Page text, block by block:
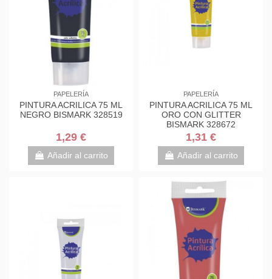
PAPELERÍA
PINTURA ACRILICA 75 ML
NEGRO BISMARK 328519
1,29 €
Añadir al carrito
PAPELERÍA
PINTURA ACRILICA 75 ML
ORO CON GLITTER
BISMARK 328672
1,31 €
Añadir al carrito